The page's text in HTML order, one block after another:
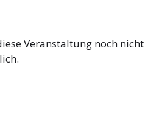
Veranstaltung noch nicht